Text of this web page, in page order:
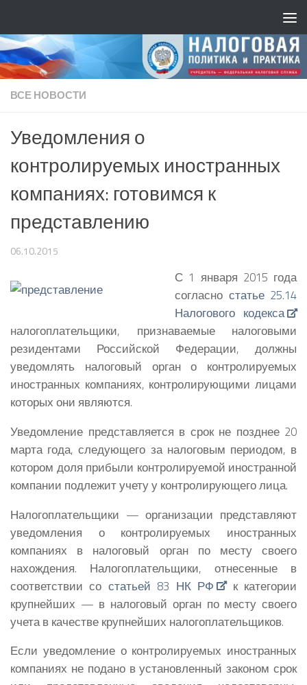
ВСЕ НОВОСТИ
Уведомления о
контролируемых иностранных
компаниях: готовимся к
представлению
06.10.2015
С 1 января 2015 года
согласно статье 25.14
Налогового кодекса
налогоплательщики, признаваемые налоговыми
резидентами Российской Федерации, должны
уведомлять налоговый орган о контролируемых
иностранных компаниях, контролирующими лицами
которых они являются.
Уведомление представляется в срок не позднее 20
марта года, следующего за налоговым периодом, в
котором доля прибыли контролируемой иностранной
компании подлежит учету у контролирующего лица.
Налогоплательщики — организации представляют
уведомления о контролируемых иностранных
компаниях в налоговый орган по месту своего
нахождения. Налогоплательщики, отнесенные в
соответствии со статьей 83 НК РФ
к категории
крупнейших — в налоговый орган по месту своего
учета в качестве крупнейших налогоплательщиков.
Если уведомление о контролируемых иностранных
компаниях не подано в установленный законом срок